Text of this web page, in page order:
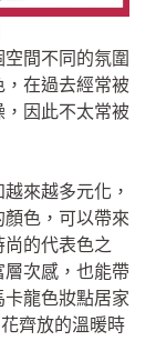
間不同的氛圍
在過去經常被
因此不太常被
來越多元化，
色，可以帶來
的代表色之
次感，也能帶
龍色妝點居家
齊放的溫暖時